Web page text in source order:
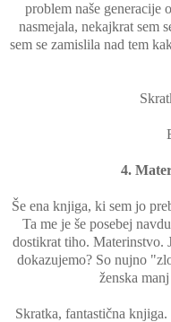
problem naše generacije
nasmejala, nekajkrat sem
sem se zamislila nad tem
4.
Še ena knjiga, ki sem jo
Ta me je še posebej
dostikrat tiho. Materinstvo.
dokazujemo? So nujno
ženska
Skratka, fantastična